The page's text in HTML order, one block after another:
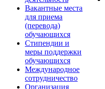
Вакантные места
для приема
(перевода)
обучающихся
Стипендии и
меры поддержки
обучающихся
Международное
сотрудничество
Организация